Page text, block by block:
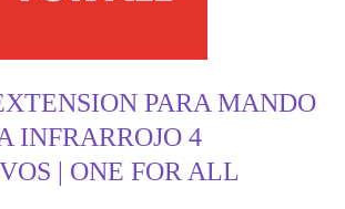
PARA MANDO
INFRARROJO 4
| ONE FOR ALL